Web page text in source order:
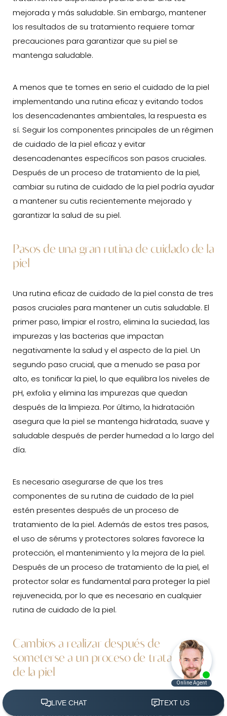
mejorada y más saludable. Sin embargo, mantener
los resultados de su tratamiento requiere tomar
precauciones para garantizar que su piel se
mantenga saludable.
A menos que te tomes en serio el cuidado de la piel
implementando una rutina eficaz y evitando todos
los desencadenantes ambientales, la respuesta es
sí. Seguir los componentes principales de un régimen
de cuidado de la piel eficaz y evitar
desencadenantes específicos son pasos cruciales.
Después de un proceso de tratamiento de la piel,
cambiar su rutina de cuidado de la piel podría ayudar
a mantener su cutis recientemente mejorado y
garantizar la salud de su piel.
Pasos de una gran rutina de cuidado de la
piel
Una rutina eficaz de cuidado de la piel consta de tres
pasos cruciales para mantener un cutis saludable. El
primer paso, limpiar el rostro, elimina la suciedad, las
impurezas y las bacterias que impactan
negativamente la salud y el aspecto de la piel. Un
segundo paso crucial, que a menudo se pasa por
alto, es tonificar la piel, lo que equilibra los niveles de
pH, exfolia y elimina las impurezas que quedan
después de la limpieza. Por último, la hidratación
asegura que la piel se mantenga hidratada, suave y
saludable después de perder humedad a lo largo del
día.
Es necesario asegurarse de que los tres
componentes de su rutina de cuidado de la piel
estén presentes después de un proceso de
tratamiento de la piel. Además de estos tres pasos,
el uso de sérums y protectores solares favorece la
protección, el mantenimiento y la mejora de la piel.
Después de un proceso de tratamiento de la piel, el
protector solar es fundamental para proteger la piel
rejuvenecida, por lo que es necesario en cualquier
rutina de cuidado de la piel.
Cambios a realizar después de
someterse a un proceso de tratamiento
de la piel
Durante el proceso de curación después de un